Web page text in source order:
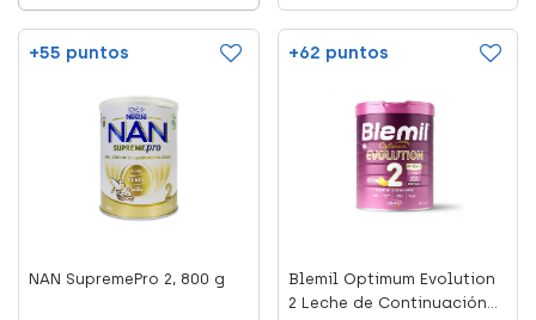
+55 puntos
NAN SupremePro 2, 800 g
+62 puntos
Blemil Optimum Evolution
2 Leche de Continuación...